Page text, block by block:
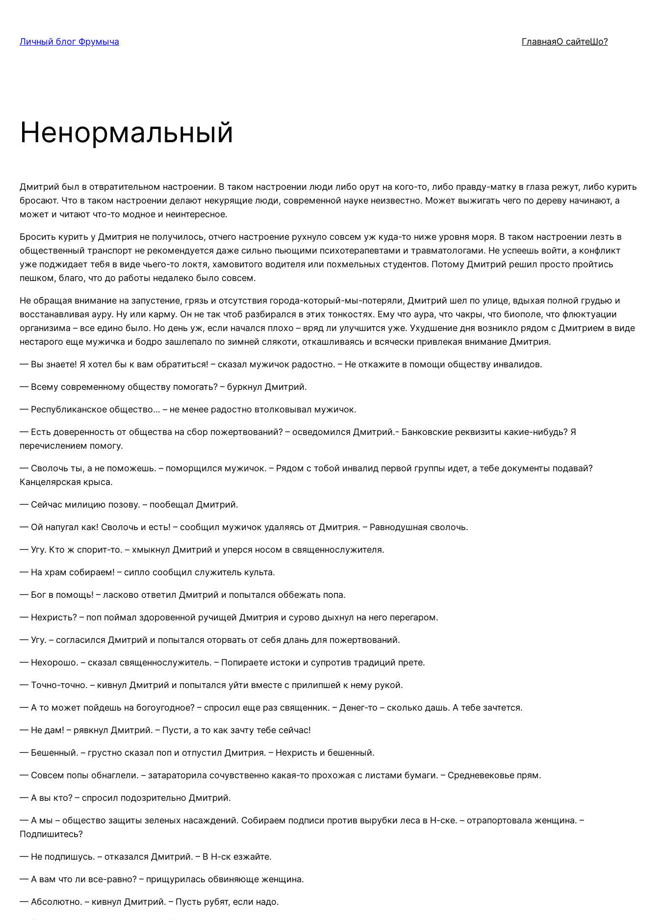
содержимому
Личный блог Фрумыча ГлавнаяО сайтеШо?
Ненормальный
Дмитрий был в отвратительном настроении. В таком настроении люди либо орут на кого-то, либо правду-матку в глаза режут, либо курить
бросают. Что в таком настроении делают некурящие люди, современной науке неизвестно. Может выжигать чего по дереву начинают, а
может и читают что-то модное и неинтересное.
Бросить курить у Дмитрия не получилось, отчего настроение рухнуло совсем уж куда-то ниже уровня моря. В таком настроении лезть в
общественный транспорт не рекомендуется даже сильно пьющими психотерапевтами и травматологами. Не успеешь войти, а конфликт
уже поджидает тебя в виде чьего-то локтя, хамовитого водителя или похмельных студентов. Потому Дмитрий решил просто пройтись
пешком, благо, что до работы недалеко было совсем.
Не обращая внимание на запустение, грязь и отсутствия города-который-мы-потеряли, Дмитрий шел по улице, вдыхая полной грудью и
восстанавливая ауру. Ну или карму. Он не так чтоб разбирался в этих тонкостях. Ему что аура, что чакры, что биополе, что флюктуации
организима – все едино было. Но день уж, если начался плохо – вряд ли улучшится уже. Ухудшение дня возникло рядом с Дмитрием в виде
нестарого еще мужичка и бодро зашлепало по зимней слякоти, откашливаясь и всячески привлекая внимание Дмитрия.
— Вы знаете! Я хотел бы к вам обратиться! – сказал мужичок радостно. – Не откажите в помощи обществу инвалидов.
— Всему современному обществу помогать? – буркнул Дмитрий.
— Республиканское общество… – не менее радостно втолковывал мужичок.
— Есть доверенность от общества на сбор пожертвований? – осведомился Дмитрий.- Банковские реквизиты какие-нибудь? Я
перечислением помогу.
— Сволочь ты, а не поможешь. – поморщился мужичок. – Рядом с тобой инвалид первой группы идет, а тебе документы подавай?
Канцелярская крыса.
— Сейчас милицию позову. – пообещал Дмитрий.
— Ой напугал как! Сволочь и есть! – сообщил мужичок удаляясь от Дмитрия. – Равнодушная сволочь.
— Угу. Кто ж спорит-то. – хмыкнул Дмитрий и уперся носом в священнослужителя.
— На храм собираем! – сипло сообщил служитель культа.
— Бог в помощь! – ласково ответил Дмитрий и попытался оббежать попа.
— Нехристь? – поп поймал здоровенной ручищей Дмитрия и сурово дыхнул на него перегаром.
— Угу. – согласился Дмитрий и попытался оторвать от себя длань для пожертвований.
— Нехорошо. – сказал священнослужитель. – Попираете истоки и супротив традиций прете.
— Точно-точно. – кивнул Дмитрий и попытался уйти вместе с прилипшей к нему рукой.
— А то может пойдешь на богоугодное? – спросил еще раз священник. – Денег-то – сколько дашь. А тебе зачтется.
— Не дам! – рявкнул Дмитрий. – Пусти, а то как зачту тебе сейчас!
— Бешенный. – грустно сказал поп и отпустил Дмитрия. – Нехристь и бешенный.
— Совсем попы обнаглели. – затараторила сочувственно какая-то прохожая с листами бумаги. – Средневековье прям.
— А вы кто? – спросил подозрительно Дмитрий.
— А мы – общество защиты зеленых насаждений. Собираем подписи против вырубки леса в Н-ске. – отрапортовала женщина. –
Подпишитесь?
— Не подпишусь. – отказался Дмитрий. – В Н-ск езжайте.
— А вам что ли все-равно? – прищурилась обвиняюще женщина.
— Абсолютно. – кивнул Дмитрий. – Пусть рубят, если надо.